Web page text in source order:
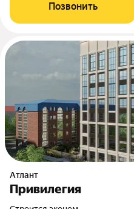
Позвонить
Атлант
Привилегия